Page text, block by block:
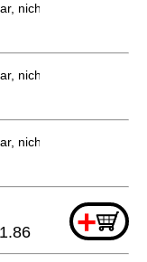
nicht bestellbar
nicht bestellbar
nicht bestellbar
+
1.86